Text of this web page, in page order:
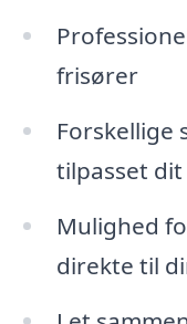
frisører
Forskellige
tilpasset
Mulighed
direkte til